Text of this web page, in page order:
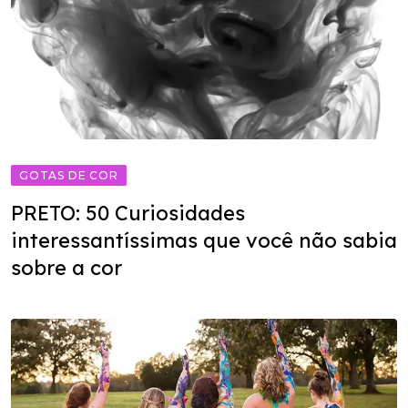
GOTAS DE COR
PRETO: 50 Curiosidades
interessantíssimas que você não sabia
sobre a cor